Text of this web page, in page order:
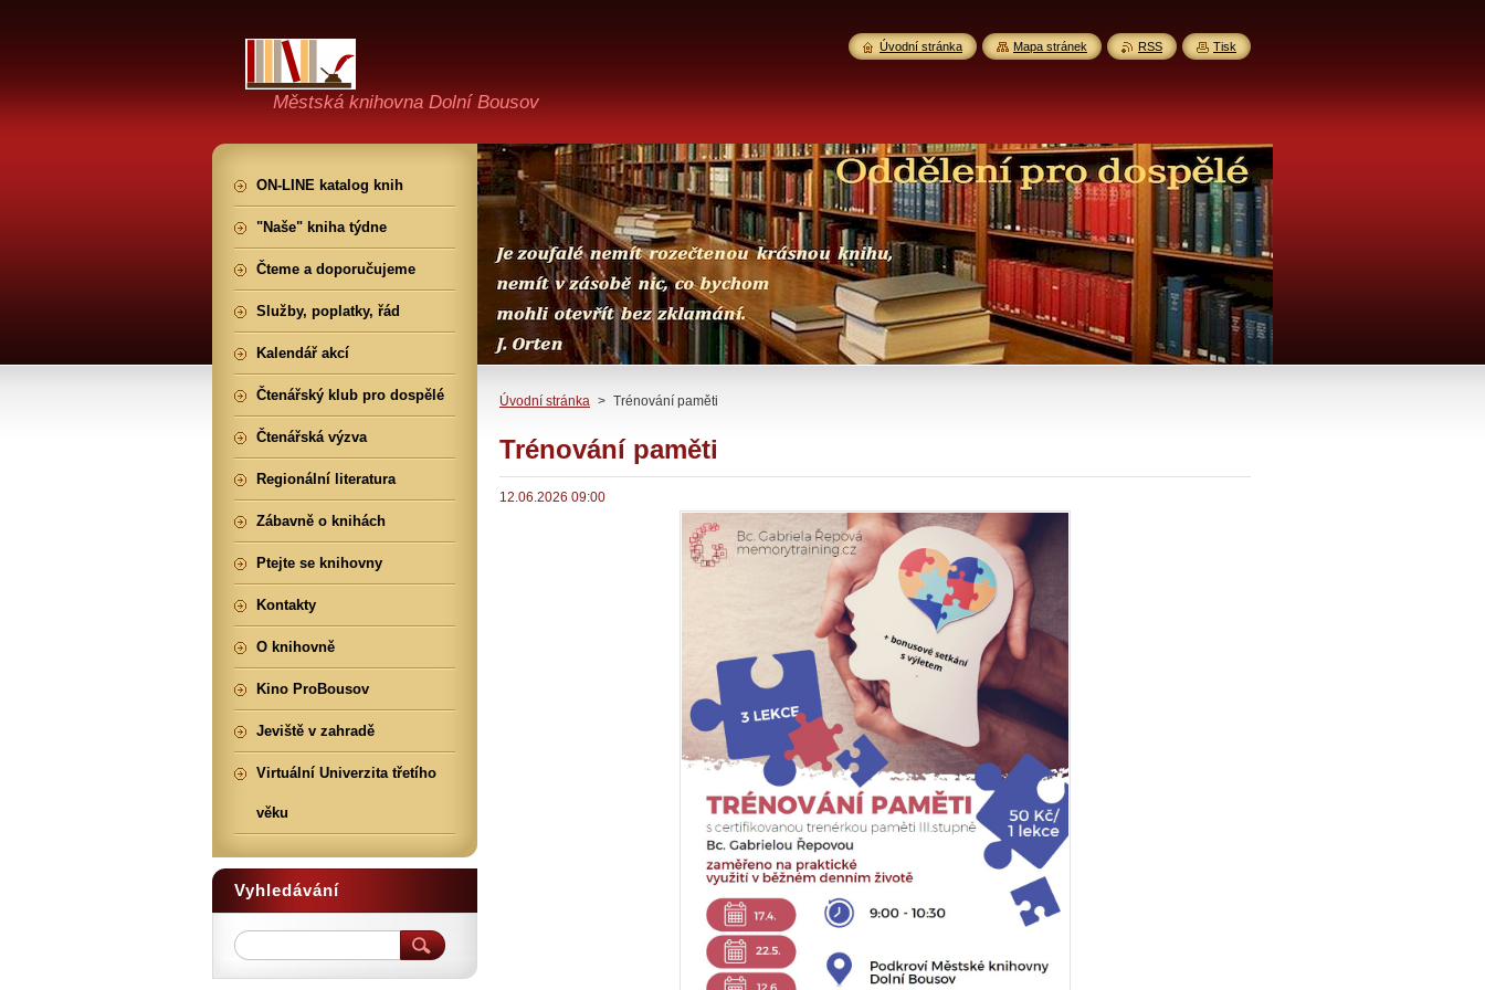
Městská knihovna Dolní Bousov
Úvodní stránka > Trénování paměti
Trénování paměti
12.06.2026 09:00
ON-LINE katalog knih
"Naše" kniha týdne
Čteme a doporučujeme
Služby, poplatky, řád
Kalendář akcí
Čtenářský klub pro dospělé
Čtenářská výzva
Regionální literatura
Zábavně o knihách
Ptejte se knihovny
Kontakty
O knihovně
Kino ProBousov
Jeviště v zahradě
Virtuální Univerzita třetího
věku
Vyhledávání
Úvodní stránka Mapa stránek RSS Tisk